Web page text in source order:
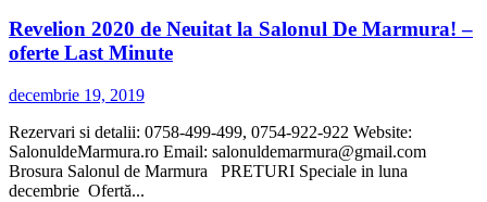
20.00
Revelion 2020 de Neuitat la Salonul De Marmura! –
oferte Last Minute
decembrie 19, 2019
Rezervari si detalii: 0758-499-499, 0754-922-922 Website:
SalonuldeMarmura.ro Email: salonuldemarmura@gmail.com
Brosura Salonul de Marmura PRETURI Speciale in luna
decembrie Ofertă...